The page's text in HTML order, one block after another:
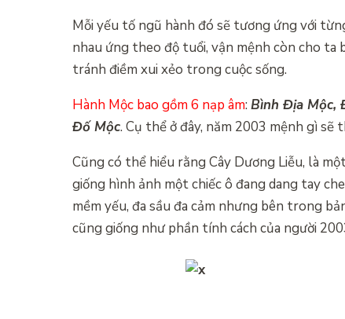
Mỗi yếu tố ngũ hành đó sẽ tương ứng với
nhau ứng theo độ tuổi, vận mệnh còn cho
tránh điềm xui xẻo trong cuộc sống.
Hành Mộc bao gồm 6 nạp âm: Bình Địa Mộc,
Đố Mộc. Cụ thể ở đây, năm 2003 mệnh gì sẽ
Cũng có thể hiểu rằng Cây Dương Liễu, là
giống hình ảnh một chiếc ô đang dang tay
mềm yếu, đa sầu đa cảm nhưng bên trong
cũng giống như phần tính cách của người